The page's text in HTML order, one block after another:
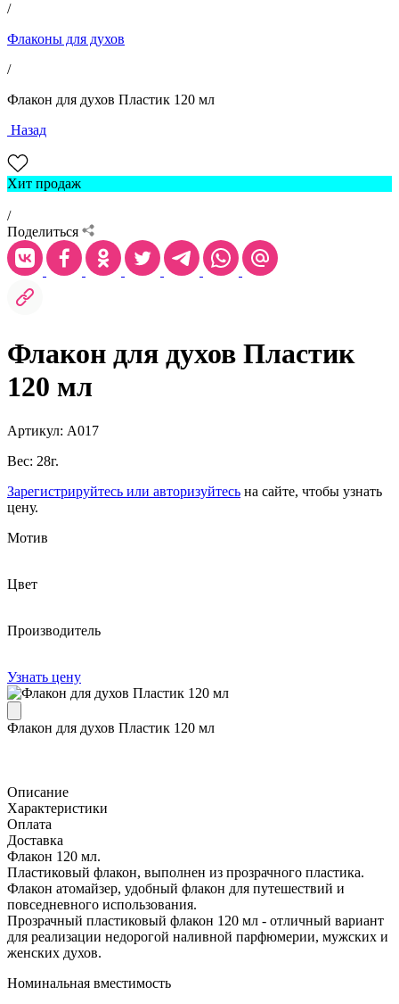
/
Флаконы для духов
/
Флакон для духов Пластик 120 мл
Назад
Хит продаж
/
Поделиться
Флакон для духов Пластик
120 мл
Артикул: А017
Вес: 28г.
Зарегистрируйтесь или авторизуйтесь на сайте, чтобы узнать
цену.
Мотив
Цвет
Производитель
Узнать цену
Флакон для духов Пластик 120 мл
Описание
Характеристики
Оплата
Доставка
Флакон 120 мл.
Пластиковый флакон, выполнен из прозрачного пластика.
Флакон атомайзер, удобный флакон для путешествий и
повседневного использования.
Прозрачный пластиковый флакон 120 мл - отличный вариант
для реализации недорогой наливной парфюмерии, мужских и
женских духов.
Номинальная вместимость